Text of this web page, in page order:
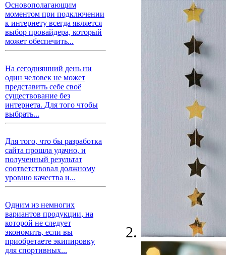
Основополагающим
моментом при подключении
к интернету всегда является
выбор провайдера, который
может обеспечить...
На сегодняшний день ни
один человек не может
представить себе своё
существование без
интернета. Для того чтобы
выбрать...
Для того, что бы разработка
сайта прошла удачно, и
полученный результат
соответствовал должному
уровню качества и...
Одним из немногих
вариантов продукции, на
которой не следует
экономить, если вы
приобретаете экипировку
для спортивных...